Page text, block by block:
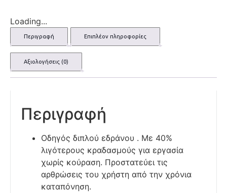
Loading...
Περιγραφή Επιπλέον πληροφορίες
Αξιολογήσεις (0)
Περιγραφή
Οδηγός διπλού εδράνου . Με 40%
λιγότερους κραδασμούς για εργασία
χωρίς κούραση. Προστατεύει τις
αρθρώσεις του χρήστη από την χρόνια
καταπόνηση.